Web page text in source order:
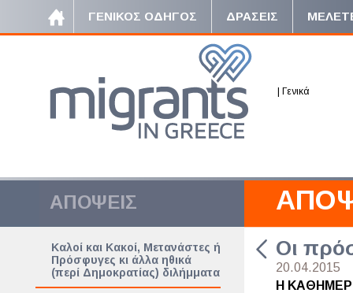
ΓΕΝΙΚΟΣ ΟΔΗΓΟΣ ΔΡΑΣΕΙΣ
Γενικά
ΑΠΟΨΕΙΣ
Καλοί και Κακοί, Μετανάστες ή
Πρόσφυγες κι άλλα ηθικά
(περί Δημοκρατίας) διλήμματα
Οι
20.04.2015
Η